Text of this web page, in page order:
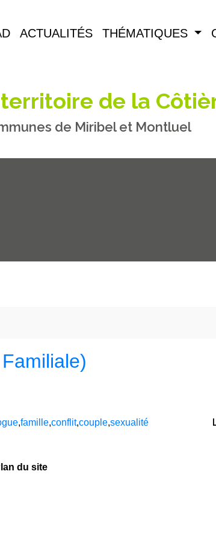
ACTUALITÉS THÉMATIQUES
de la
de Miribel et Montluel
,famille,conflit,couple,sexualité
du site